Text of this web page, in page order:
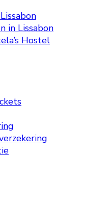
in Lissabon
Hostel